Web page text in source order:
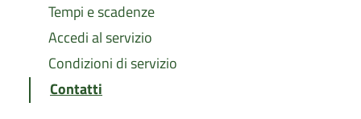
Tempi e scadenze
Accedi al servizio
Condizioni di servizio
Contatti